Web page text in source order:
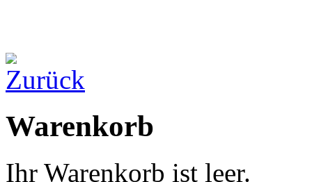
Warenkorb
Ihr Warenkorb ist leer.